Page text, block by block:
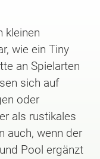
kleinen
wie ein Tiny
an Spielarten
sich auf
oder
als rustikales
auch, wenn der
Pool ergänzt